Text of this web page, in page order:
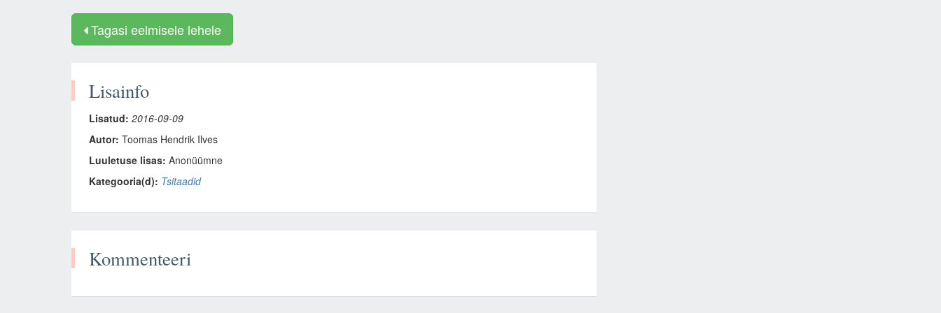
Tagasi eelmisele lehele
Lisainfo
Lisatud: 2016-09-09
Autor: Toomas Hendrik Ilves
Luuletuse lisas: Anonüümne
Kategooria(d): Tsitaadid
Kommenteeri